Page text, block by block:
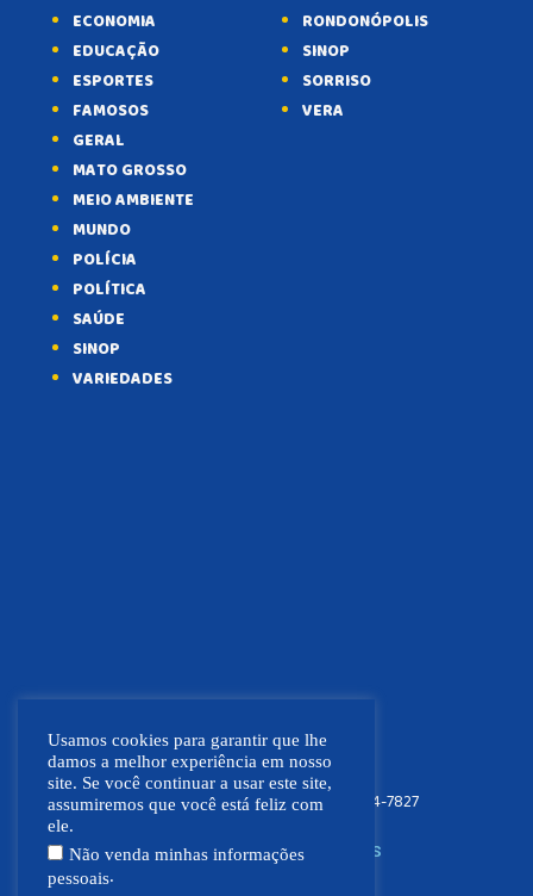
ECONOMIA
EDUCAÇÃO
ESPORTES
FAMOSOS
GERAL
MATO GROSSO
MEIO AMBIENTE
MUNDO
POLÍCIA
POLÍTICA
SAÚDE
SINOP
VARIEDADES
RONDONÓPOLIS
SINOP
SORRISO
VERA
FOCO NEWS MT (66) 9.9664-7827
SIGA NOSSAS REDES SOCIAIS
Usamos cookies para garantir que lhe
damos a melhor experiência em nosso
site. Se você continuar a usar este site,
assumiremos que você está feliz com
ele.
Não venda minhas informações
pessoais.